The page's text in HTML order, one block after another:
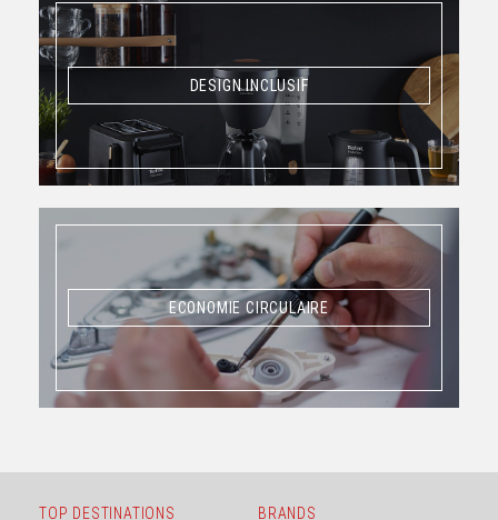
DESIGN INCLUSIF
DESIGN INCLUSIF
ECONOMIE CIRCULAIRE
ECONOMIE CIRCULAIRE
TOP DESTINATIONS
BRANDS